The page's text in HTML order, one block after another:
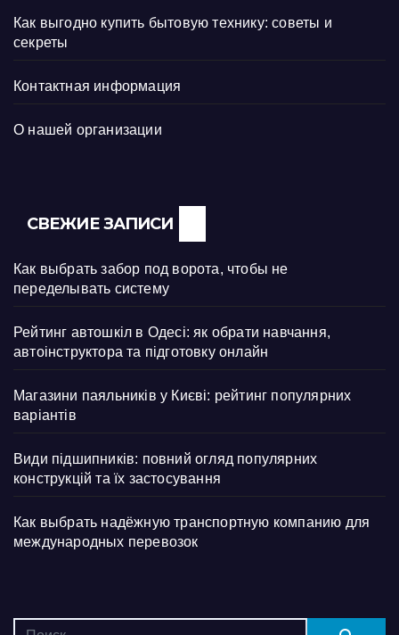
Как выгодно купить бытовую технику: советы и
секреты
Контактная информация
О нашей организации
СВЕЖИЕ ЗАПИСИ
Как выбрать забор под ворота, чтобы не
переделывать систему
Рейтинг автошкіл в Одесі: як обрати навчання,
автоінструктора та підготовку онлайн
Магазини паяльників у Києві: рейтинг популярних
варіантів
Види підшипників: повний огляд популярних
конструкцій та їх застосування
Как выбрать надёжную транспортную компанию для
международных перевозок